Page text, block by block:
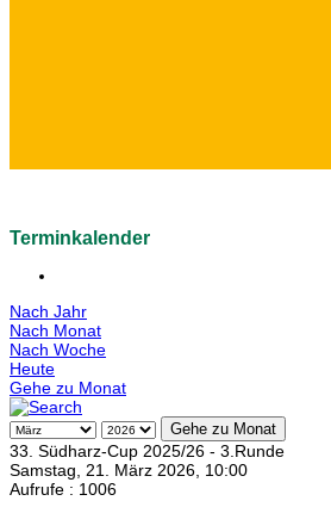
Terminkalender
Nach Jahr
Nach Monat
Nach Woche
Heute
Gehe zu Monat
Gehe zu Monat
33. Südharz-Cup 2025/26 - 3.Runde
Samstag, 21. März 2026, 10:00
Aufrufe : 1006